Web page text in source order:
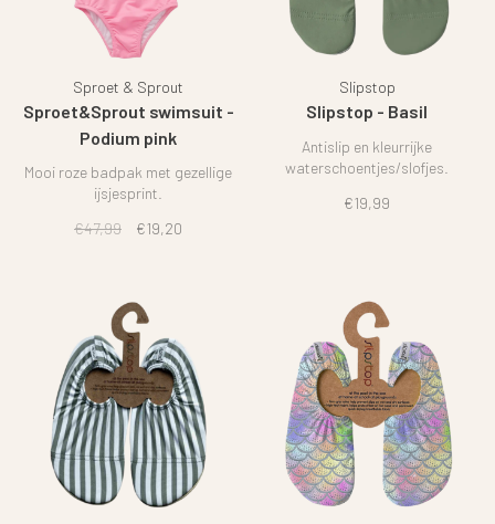
Sproet & Sprout
Sproet&Sprout swimsuit -
Podium pink
Mooi roze badpak met gezellige
ijsjesprint.
€47,99
€19,20
Slipstop
Slipstop - Basil
Antislip en kleurrijke
waterschoentjes/slofjes.
€19,99